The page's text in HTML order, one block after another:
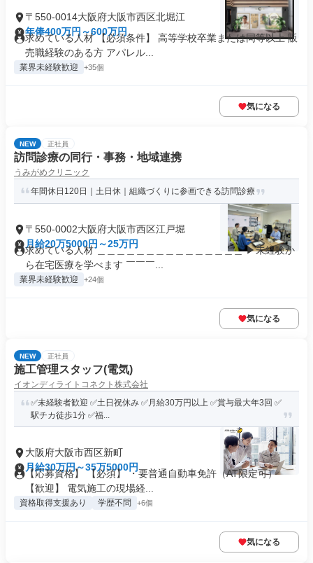
〒550-0014大阪府大阪市西区北堀江
年俸400万円～600万円
求めている人材 【必須条件】 高等学校卒業または同等以上 販
売職経験のある方 アパレル...
業界未経験歓迎 +35個
気になる
NEW 正社員
訪問診療の同行・事務・地域連携
うみがめクリニック
年間休日120日｜土日休｜組織づくりに参画できる訪問診療
〒550-0002大阪府大阪市西区江戸堀
月給20万5000円～25万円
求めている人材 ＿＿＿＿＿＿＿＿＿＿＿＿＿＿＿ ▶未経験か
ら在宅医療を学べます ￣￣￣...
業界未経験歓迎 +24個
気になる
NEW 正社員
施工管理スタッフ(電気)
イオンディライトコネクト株式会社
✅未経験者歓迎 ✅土日祝休み ✅月給30万円以上 ✅賞与最大年3回 ✅
駅チカ徒歩1分 ✅福...
大阪府大阪市西区新町
月給30万円～35万5000円
【応募資格】 【必須】 ・要普通自動車免許（AT限定可）
【歓迎】 電気施工の現場経...
資格取得支援あり 学歴不問 +6個
気になる